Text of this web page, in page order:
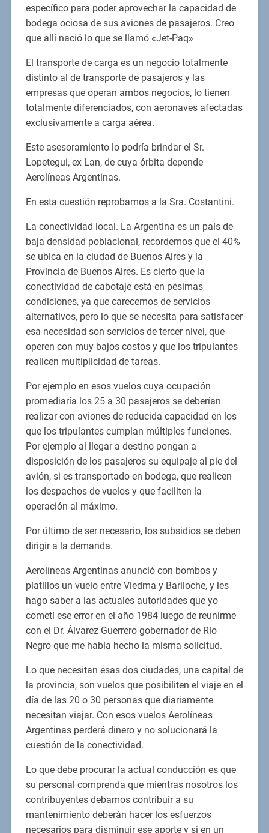
específico para poder aprovechar la capacidad de
bodega ociosa de sus aviones de pasajeros. Creo
que allí nació lo que se llamó «Jet-Paq»
El transporte de carga es un negocio totalmente
distinto al de transporte de pasajeros y las
empresas que operan ambos negocios, lo tienen
totalmente diferenciados, con aeronaves afectadas
exclusivamente a carga aérea.
Este asesoramiento lo podría brindar el Sr.
Lopetegui, ex Lan, de cuya órbita depende
Aerolíneas Argentinas.
En esta cuestión reprobamos a la Sra. Costantini.
La conectividad local. La Argentina es un país de
baja densidad poblacional, recordemos que el 40%
se ubica en la ciudad de Buenos Aires y la
Provincia de Buenos Aires. Es cierto que la
conectividad de cabotaje está en pésimas
condiciones, ya que carecemos de servicios
alternativos, pero lo que se necesita para satisfacer
esa necesidad son servicios de tercer nivel, que
operen con muy bajos costos y que los tripulantes
realicen multiplicidad de tareas.
Por ejemplo en esos vuelos cuya ocupación
promediaría los 25 a 30 pasajeros se deberían
realizar con aviones de reducida capacidad en los
que los tripulantes cumplan múltiples funciones.
Por ejemplo al llegar a destino pongan a
disposición de los pasajeros su equipaje al pie del
avión, si es transportado en bodega, que realicen
los despachos de vuelos y que faciliten la
operación al máximo.
Por último de ser necesario, los subsidios se deben
dirigir a la demanda.
Aerolíneas Argentinas anunció con bombos y
platillos un vuelo entre Viedma y Bariloche, y les
hago saber a las actuales autoridades que yo
cometí ese error en el año 1984 luego de reunirme
con el Dr. Álvarez Guerrero gobernador de Río
Negro que me había hecho la misma solicitud.
Lo que necesitan esas dos ciudades, una capital de
la provincia, son vuelos que posibiliten el viaje en el
día de las 20 o 30 personas que diariamente
necesitan viajar. Con esos vuelos Aerolíneas
Argentinas perderá dinero y no solucionará la
cuestión de la conectividad.
Lo que debe procurar la actual conducción es que
su personal comprenda que mientras nosotros los
contribuyentes debamos contribuir a su
mantenimiento deberán hacer los esfuerzos
necesarios para disminuir ese aporte y si en un